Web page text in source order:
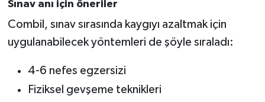
Sınav anı için öneriler
Combil, sınav sırasında kaygıyı azaltmak için
uygulanabilecek yöntemleri de şöyle sıraladı:
4-6 nefes egzersizi
Fiziksel gevşeme teknikleri